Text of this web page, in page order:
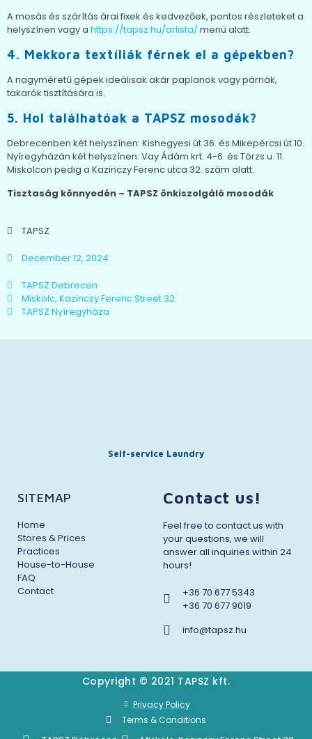
A mosás és szárítás árai fixek és kedvezőek, pontos részleteket a
helyszínen vagy a https://tapsz.hu/arlista/menü alatt.
4. Mekkora textíliák férnek el a gépekben?
A nagyméretű gépek ideálisak akár paplanok vagy párnák,
takarók tisztítására is.
5. Hol találhatóak a TAPSZ mosodák?
Debrecenben két helyszínen: Kishegyesi út 36. és Mikepércsi út 10.
Nyíregyházán két helyszínen: Vay Ádám krt. 4-6. és Törzs u. 11.
Miskolcon pedig a Kazinczy Ferenc utca 32. szám alatt.
Tisztaság könnyedén – TAPSZ önkiszolgáló mosodák
TAPSZ
December 12, 2024
TAPSZ Debrecen
Miskolc, Kazinczy Ferenc Street 32
TAPSZ Nyíregyháza
Self-service Laundry
SITEMAP
Home
Stores & Prices
Practices
House-to-House
FAQ
Contact
Contact us!
Feel free to contact us with
your questions, we will
answer all inquiries within 24
hours!
+36 70 677 5343
+36 70 677 9019
info@tapsz.hu
Copyright © 2021 TAPSZ kft.
Privacy Policy
Terms & Conditions